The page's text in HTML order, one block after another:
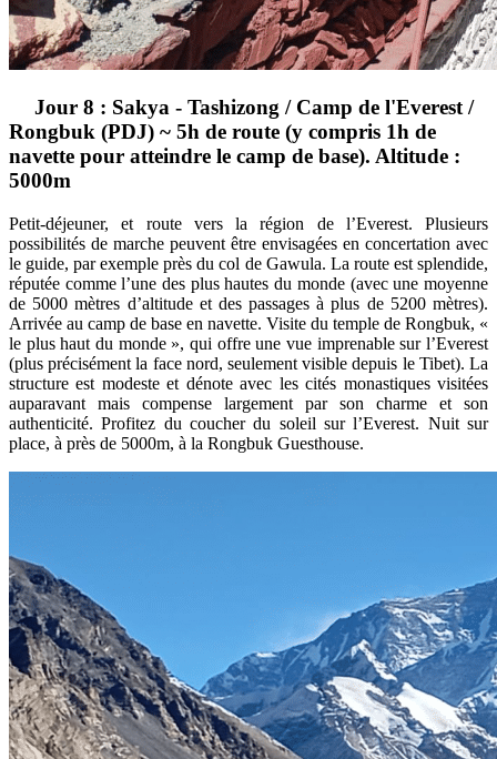
Jour 8 : Sakya - Tashizong / Camp de l'Everest /
Rongbuk (PDJ) ~ 5h de route (y compris 1h de
navette pour atteindre le camp de base). Altitude :
5000m
Petit-déjeuner, et route vers la région de l’Everest. Plusieurs
possibilités de marche peuvent être envisagées en concertation avec
le guide, par exemple près du col de Gawula. La route est splendide,
réputée comme l’une des plus hautes du monde (avec une moyenne
de 5000 mètres d’altitude et des passages à plus de 5200 mètres).
Arrivée au camp de base en navette. Visite du temple de Rongbuk, «
le plus haut du monde », qui offre une vue imprenable sur l’Everest
(plus précisément la face nord, seulement visible depuis le Tibet). La
structure est modeste et dénote avec les cités monastiques visitées
auparavant mais compense largement par son charme et son
authenticité. Profitez du coucher du soleil sur l’Everest. Nuit sur
place, à près de 5000m, à la Rongbuk Guesthouse.